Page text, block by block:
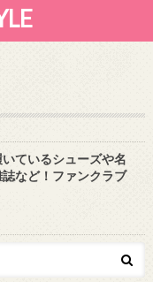
ているシューズや名
など！ファンクラブ